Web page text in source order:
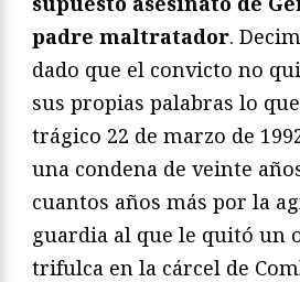
padre maltratador.
dado que el convicto no
sus propias palabras lo
trágico 22 de marzo de
una condena de veinte
cuantos años más por la
guardia al que le quitó un
trifulca en la cárcel de